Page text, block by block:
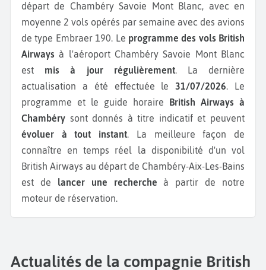
départ de Chambéry Savoie Mont Blanc, avec en
moyenne 2 vols opérés par semaine avec des avions
de type Embraer 190. Le programme des vols British
Airways à l'aéroport Chambéry Savoie Mont Blanc
est mis à jour régulièrement. La dernière
actualisation a été effectuée le31/07/2026. Le
programme et le guide horaire British Airways à
Chambéry sont donnés à titre indicatif et peuvent
évoluer à tout instant. La meilleure façon de
connaître en temps réel la disponibilité d'un vol
British Airways au départ de Chambéry-Aix-Les-Bains
est de lancer une recherche à partir de notre
moteur de réservation.
Actualités de la compagnie British